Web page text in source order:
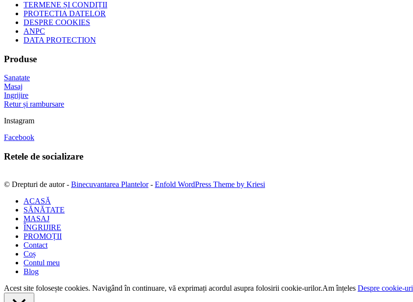
TERMENE ȘI CONDIȚII
PROTECTIA DATELOR
DESPRE COOKIES
ANPC
DATA PROTECTION
Produse
Sanatate
Masaj
Ingrijire
Retur și rambursare
Instagram
Facebook
Retele de socializare
© Drepturi de autor - Binecuvantarea Plantelor- Enfold WordPress Theme by Kriesi
ACASĂ
SĂNĂTATE
MASAJ
ÎNGRIJIRE
PROMOȚII
Contact
Coș
Contul meu
Blog
Acest site folosește cookies. Navigând în continuare, vă exprimați acordul asupra folosirii cookie-urilor.Am înțeles Despre cookie-uri